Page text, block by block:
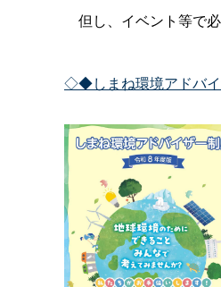
但し、イベント等で
◇◆しまね環境アドバイ